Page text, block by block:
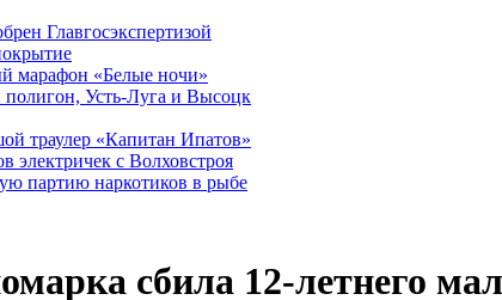
Главгосэкспертизой
марафон «Белые ночи»
Усть-Луга и Высоцк
траулер «Капитан Ипатов»
электричек с Волховстроя
партию наркотиков в рыбе
сбила 12-летнего